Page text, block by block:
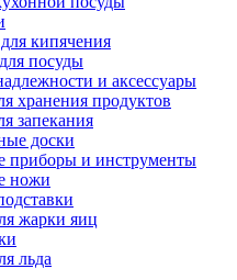
кипячения
посуды
и аксессуары
хранения продуктов
запекания
доски
приборы и инструменты
ножи
жарки яиц
льда